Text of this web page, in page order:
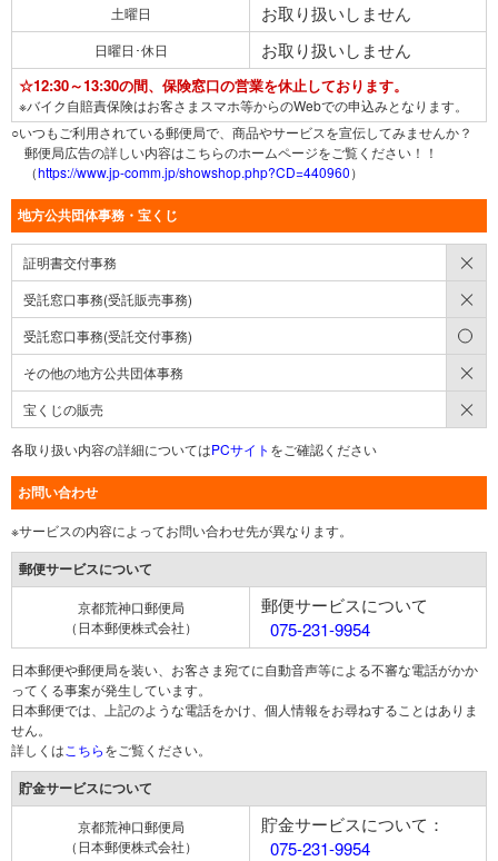
土曜日 お取り扱いしません
日曜日･休日 お取り扱いしません
☆12:30～13:30の間、保険窓口の営業を休止しております。
※バイク自賠責保険はお客さまスマホ等からのWebでの申込みとなります。
○いつもご利用されている郵便局で、商品やサービスを宣伝してみませんか？
郵便局広告の詳しい内容はこちらのホームページをご覧ください！！
（https://www.jp-comm.jp/showshop.php?CD=440960）
地方公共団体事務・宝くじ
証明書交付事務
受託窓口事務(受託販売事務)
受託窓口事務(受託交付事務)
その他の地方公共団体事務
宝くじの販売
各取り扱い内容の詳細についてはPCサイト をご確認ください
お問い合わせ
※サービスの内容によってお問い合わせ先が異なります。
郵便サービスについて
京都荒神口郵便局
（日本郵便株式会社）
郵便サービスについて
075-231-9954
日本郵便や郵便局を装い、お客さま宛てに自動音声等による不審な電話がかか
ってくる事案が発生しています。
日本郵便では、上記のような電話をかけ、個人情報をお尋ねすることはありま
せん。
詳しくは こちらをご覧ください。
貯金サービスについて
京都荒神口郵便局
（日本郵便株式会社）
貯金サービスについて：
075-231-9954